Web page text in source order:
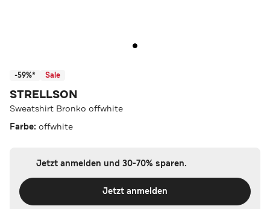
-59%* Sale
STRELLSON
Sweatshirt Bronko offwhite
Farbe: offwhite
Jetzt anmelden und 30-70% sparen.
Jetzt anmelden